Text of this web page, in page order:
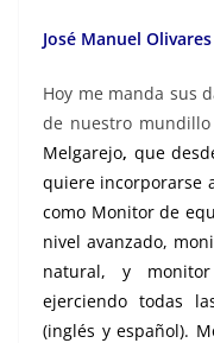
José Manuel
Hoy me manda sus
de nuestro mundillo
Melgarejo, que
quiere incorporarse
como Monitor de
nivel avanzado,
natural, y
ejerciendo todas
(inglés y español).